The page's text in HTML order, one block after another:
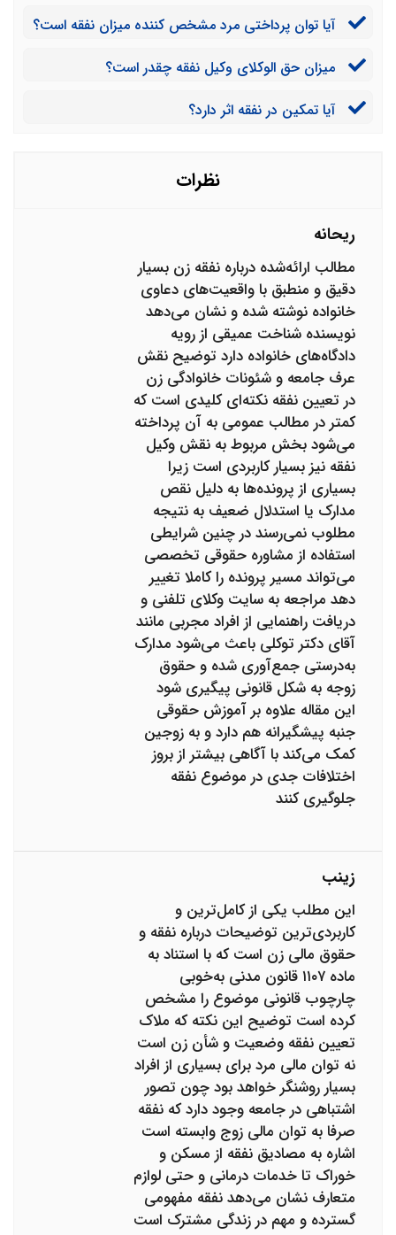
آیا توان پرداختی مرد مشخص کننده میزان نفقه است؟
میزان حق الوکلای وکیل نفقه چقدر است؟
آیا تمکین در نفقه اثر دارد؟
نظرات
ریحانه
مطالب ارائه‌شده درباره نفقه زن بسیار
دقیق و منطبق با واقعیت‌های دعاوی
خانواده نوشته شده و نشان می‌دهد
نویسنده شناخت عمیقی از رویه
دادگاه‌های خانواده دارد توضیح نقش
عرف جامعه و شئونات خانوادگی زن
در تعیین نفقه نکته‌ای کلیدی است که
کمتر در مطالب عمومی به آن پرداخته
می‌شود بخش مربوط به نقش وکیل
نفقه نیز بسیار کاربردی است زیرا
بسیاری از پرونده‌ها به دلیل نقص
مدارک یا استدلال ضعیف به نتیجه
مطلوب نمی‌رسند در چنین شرایطی
استفاده از مشاوره حقوقی تخصصی
می‌تواند مسیر پرونده را کاملا تغییر
دهد مراجعه به سایت وکلای تلفنی و
دریافت راهنمایی از افراد مجربی مانند
آقای دکتر توکلی باعث می‌شود مدارک
به‌درستی جمع‌آوری شده و حقوق
زوجه به شکل قانونی پیگیری شود
این مقاله علاوه بر آموزش حقوقی
جنبه پیشگیرانه هم دارد و به زوجین
کمک می‌کند با آگاهی بیشتر از بروز
اختلافات جدی در موضوع نفقه
جلوگیری کنند
زینب
این مطلب یکی از کامل‌ترین و
کاربردی‌ترین توضیحات درباره نفقه و
حقوق مالی زن است که با استناد به
ماده ۱۱۰۷ قانون مدنی به‌خوبی
چارچوب قانونی موضوع را مشخص
کرده است توضیح این نکته که ملاک
تعیین نفقه وضعیت و شأن زن است
نه توان مالی مرد برای بسیاری از افراد
بسیار روشنگر خواهد بود چون تصور
اشتباهی در جامعه وجود دارد که نفقه
صرفا به توان مالی زوج وابسته است
اشاره به مصادیق نفقه از مسکن و
خوراک تا خدمات درمانی و حتی لوازم
متعارف نشان می‌دهد نفقه مفهومی
گسترده و مهم در زندگی مشترک است